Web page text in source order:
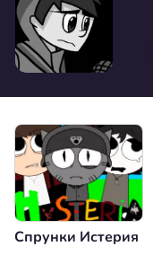
Спрунки Истерия